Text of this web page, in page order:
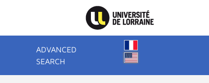
ADVANCED
SEARCH